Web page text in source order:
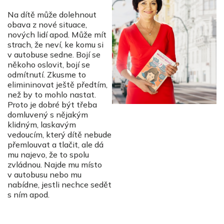
Na dítě může dolehnout
obava z nové situace,
nových lidí apod. Může mít
strach, že neví, ke komu si
v autobuse sedne. Bojí se
někoho oslovit, bojí se
odmítnutí. Zkusme to
elimininovat ještě předtím,
než by to mohlo nastat.
Proto je dobré být třeba
domluvený s nějakým
klidným, laskavým
vedoucím, který dítě nebude
přemlouvat a tlačit, ale dá
mu najevo, že to spolu
zvládnou. Najde mu místo
v autobusu nebo mu
nabídne, jestli nechce sedět
s ním apod.